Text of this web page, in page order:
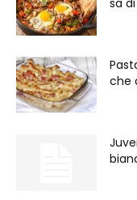
sa
che